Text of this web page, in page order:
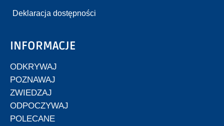
Deklaracja dostępności
INFORMACJE
ODKRYWAJ
POZNAWAJ
ZWIEDZAJ
ODPOCZYWAJ
POLECANE